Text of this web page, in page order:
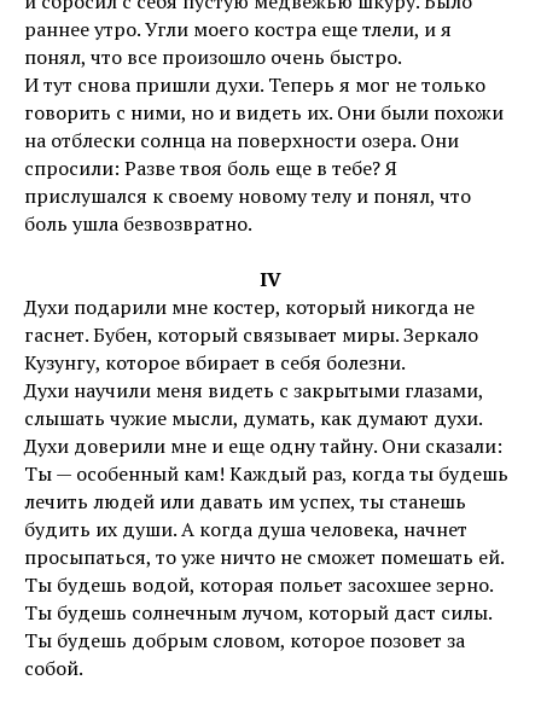
раннее утро. Угли моего костра еще тлели, и я
понял, что все произошло очень быстро.
И тут снова пришли духи. Теперь я мог не только
говорить с ними, но и видеть их. Они были похожи
на отблески солнца на поверхности озера. Они
спросили: Разве твоя боль еще в тебе? Я
прислушался к своему новому телу и понял, что
боль ушла безвозвратно.
IV
Духи подарили мне костер, который никогда не
гаснет. Бубен, который связывает миры. Зеркало
Кузунгу, которое вбирает в себя болезни.
Духи научили меня видеть с закрытыми глазами,
слышать чужие мысли, думать, как думают духи.
Духи доверили мне и еще одну тайну. Они сказали:
Ты — особенный кам! Каждый раз, когда ты будешь
лечить людей или давать им успех, ты станешь
будить их души. А когда душа человека, начнет
просыпаться, то уже ничто не сможет помешать ей.
Ты будешь водой, которая польет засохшее зерно.
Ты будешь солнечным лучом, который даст силы.
Ты будешь добрым словом, которое позовет за
собой.